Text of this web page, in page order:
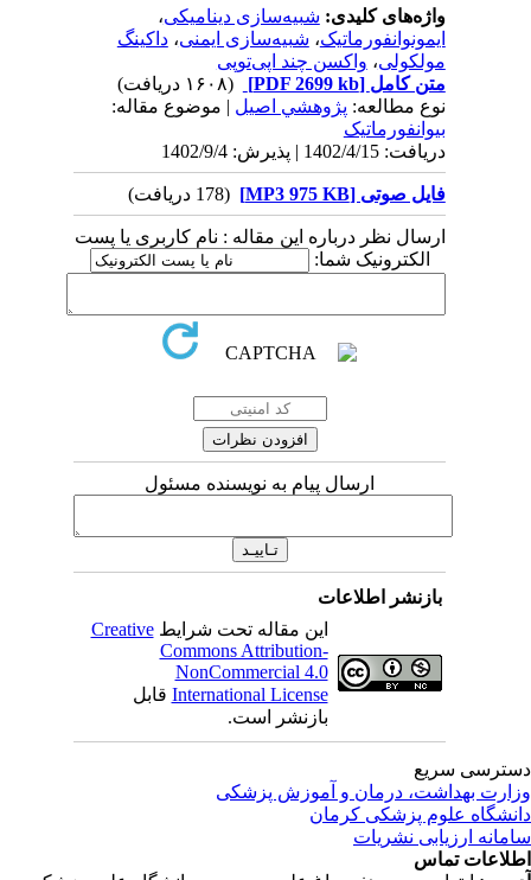
واژه‌های کلیدی:شبیه‌سازی دینامیکی،
ایمونوانفورماتیک،شبیه‌سازی ایمنی،داکینگ
مولکولی،واکسن چند اپی‌توپی
متن کامل[PDF 2699 kb]
نوع مطالعه:پژوهشي اصیل| موضوع مقاله:
بیوانفورماتیک
دریافت: 1402/4/15 | پذیرش: 1402/9/4
فایل صوتی [MP3 975 KB] (178 دریافت)
ارسال نظر درباره این مقاله : نام کاربری یا پست
الکترونیک شما:
ارسال پیام به نویسنده مسئول
بازنشر اطلاعات
این مقاله تحت شرایطCreative
Commons Attribution-
NonCommercial 4.0
International Licenseقابل
بازنشر است.
سریع
بهداشت، درمان و آموزش پزشکی
علوم پزشکی کرمان
ارزیابی نشریات
تماس